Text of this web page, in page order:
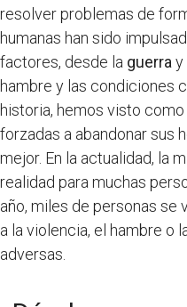
resolver problemas de
humanas han sido
factores, desde la guerra y
hambre y las condiciones
historia, hemos visto
forzadas a abandonar sus
mejor. En la actualidad, la
realidad para muchas
año, miles de personas se
a la violencia, el hambre o
adversas.